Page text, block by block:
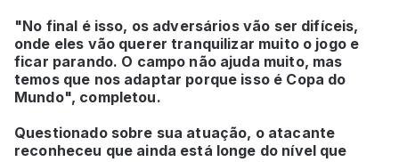
"No final é isso, os adversários vão ser difíceis,
onde eles vão querer tranquilizar muito o jogo e
ficar parando. O campo não ajuda muito, mas
temos que nos adaptar porque isso é Copa do
Mundo", completou.
Questionado sobre sua atuação, o atacante
reconheceu que ainda está longe do nível que